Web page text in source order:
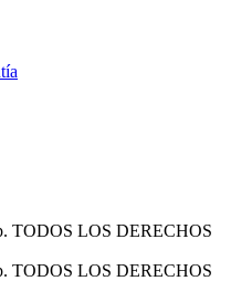
TODOS LOS DERECHOS
TODOS LOS DERECHOS